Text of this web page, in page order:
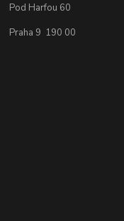
Pod Harfou 60
Praha 9 190 00